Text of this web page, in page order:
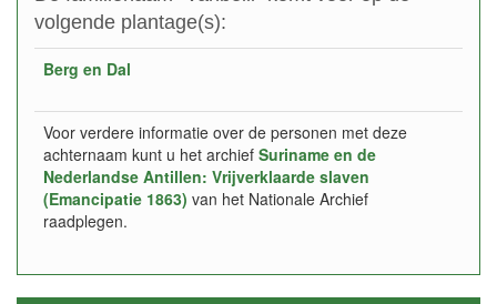
volgende plantage(s):
Berg en Dal
Voor verdere informatie over de personen met deze
achternaam kunt u het archief Suriname en de
Nederlandse Antillen: Vrijverklaarde slaven
(Emancipatie 1863) van het Nationale Archief
raadplegen.